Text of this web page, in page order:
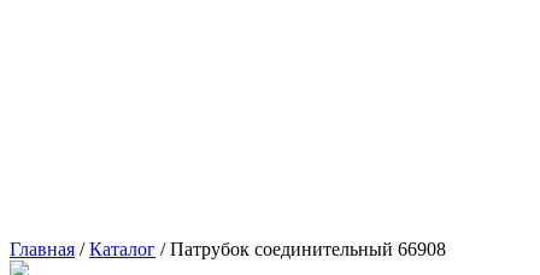
Главная / Каталог / Патрубок соединительный 66908